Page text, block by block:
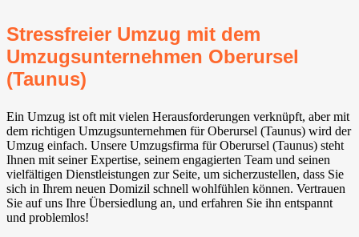
Stressfreier Umzug mit dem
Umzugsunternehmen Oberursel
(Taunus)
Ein Umzug ist oft mit vielen Herausforderungen verknüpft, aber mit
dem richtigen Umzugsunternehmen für Oberursel (Taunus) wird der
Umzug einfach. Unsere Umzugsfirma für Oberursel (Taunus) steht
Ihnen mit seiner Expertise, seinem engagierten Team und seinen
vielfältigen Dienstleistungen zur Seite, um sicherzustellen, dass Sie
sich in Ihrem neuen Domizil schnell wohlfühlen können. Vertrauen
Sie auf uns Ihre Übersiedlung an, und erfahren Sie ihn entspannt
und problemlos!